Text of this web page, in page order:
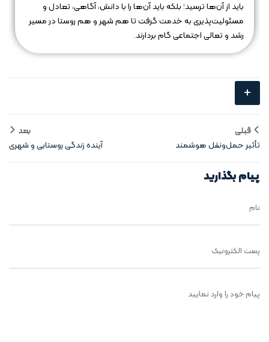
باید از آن‌ها ترسید؛ بلکه باید آن‌ها را با دانش، آگاهی، تعادل و
مسئولیت‌پذیری به خدمت گرفت تا هم شهر و هم روستا در مسیر
رشد و تعالی اجتماعی گام بردارند.
+
قبلی
تأثیر حمل‌ونقل هوشمند
برروستاها و شهرها
بعد
آینده زندگی روستایی و شهری
پیام بگذارید
نام
پست الکترونیک
پیام خود را وارد نمایید